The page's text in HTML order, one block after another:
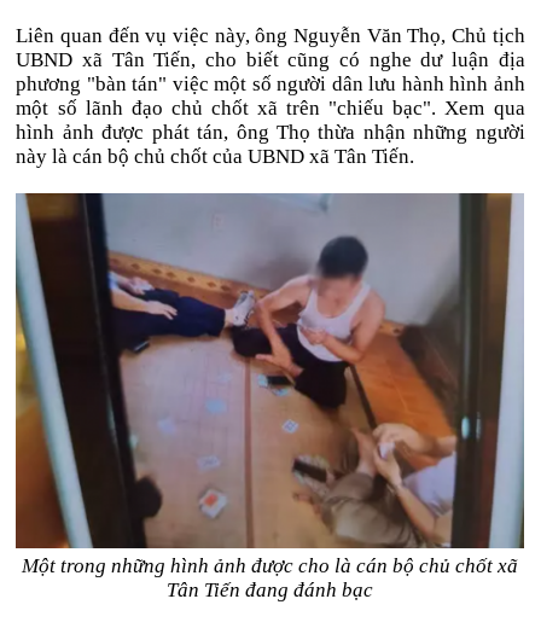
Liên quan đến vụ việc này, ông Nguyễn Văn Thọ, Chủ tịch
UBND xã Tân Tiến, cho biết cũng có nghe dư luận địa
phương "bàn tán" việc một số người dân lưu hành hình ảnh
một số lãnh đạo chủ chốt xã trên "chiếu bạc". Xem qua
hình ảnh được phát tán, ông Thọ thừa nhận những người
này là cán bộ chủ chốt của UBND xã Tân Tiến.
Một trong những hình ảnh được cho là cán bộ chủ chốt xã
Tân Tiến đang đánh bạc